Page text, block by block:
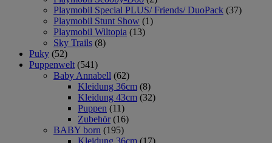
Playmobil Special PLUS/ Friends/ DuoPack (37)
Playmobil Stunt Show (1)
Playmobil Wiltopia (13)
Sky Trails (8)
Puky (52)
Puppenwelt (541)
Baby Annabell (62)
Kleidung 36cm (8)
Kleidung 43cm (32)
Puppen (11)
Zubehör (16)
BABY born (195)
Kleidung 36cm (17)